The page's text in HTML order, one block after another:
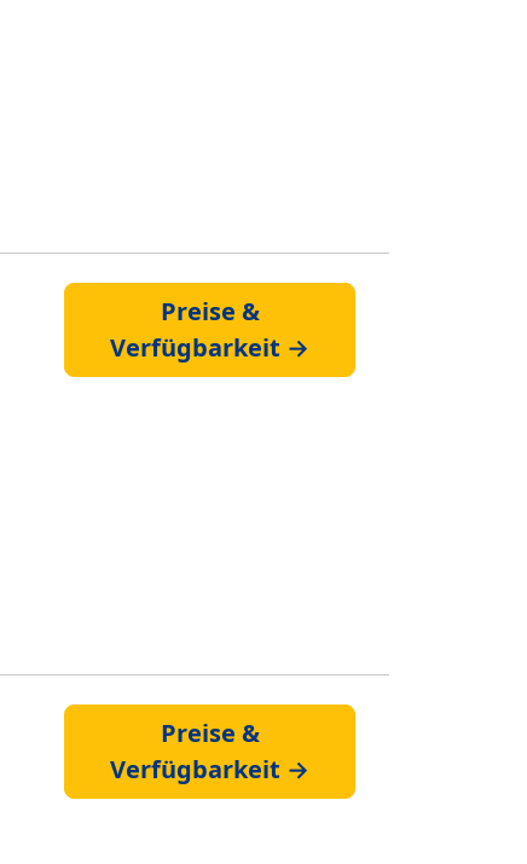
Preise &
Verfügbarkeit →
Preise &
Verfügbarkeit →